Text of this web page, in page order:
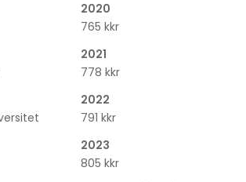
2020
765 kkr
2021
778 kkr
2022
791 kkr
2023
805 kkr